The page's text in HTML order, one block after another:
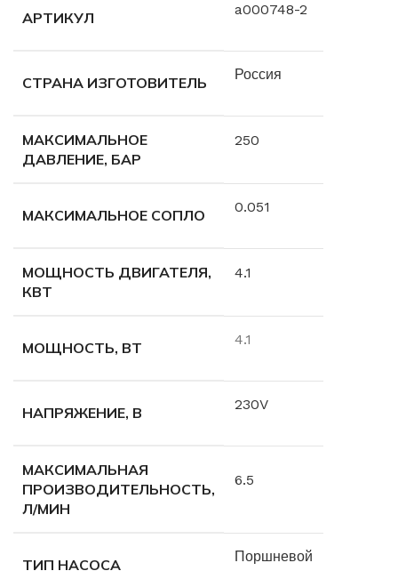
АРТИКУЛ a000748-2
СТРАНА ИЗГОТОВИТЕЛЬ Россия
МАКСИМАЛЬНОЕ
ДАВЛЕНИЕ, БАР
250
МАКСИМАЛЬНОЕ СОПЛО 0.051
МОЩНОСТЬ ДВИГАТЕЛЯ,
КВТ
4.1
МОЩНОСТЬ, ВТ 4.1
НАПРЯЖЕНИЕ, В 230V
МАКСИМАЛЬНАЯ
ПРОИЗВОДИТЕЛЬНОСТЬ,
Л/МИН
6.5
ТИП НАСОСА Поршневой